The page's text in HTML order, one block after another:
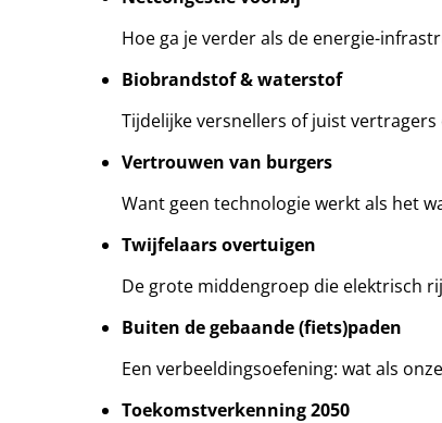
Hoe ga je verder als de energie-
Biobrandstof & waterstof
Tijdelijke versnellers of juist
Vertrouwen van burgers
Want geen technologie werkt als het
Twijfelaars overtuigen
De grote middengroep die elektrisch
Buiten de gebaande (fiets)paden
Een verbeeldingsoefening: wat als
Toekomstverkenning 2050